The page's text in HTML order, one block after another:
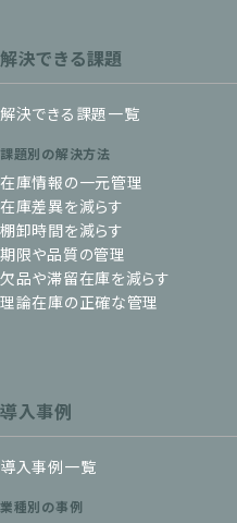
解決できる課題
解決できる課題一覧
課題別の解決方法
在庫情報の一元管理
在庫差異を減らす
棚卸時間を減らす
期限や品質の管理
欠品や滞留在庫を減らす
理論在庫の正確な管理
導入事例
導入事例一覧
業種別の事例